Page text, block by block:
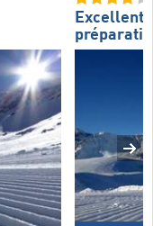
Excellente